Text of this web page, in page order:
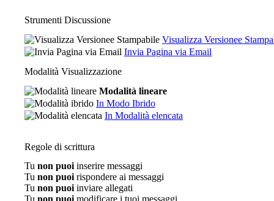
Strumenti Discussione
Visualizza Versionee
Invia Pagina via Email
Modalità Visualizzazione
Modalità lineare
In Modo Ibrido
In Modalità elencata
Regole di scrittura
Tu non puoi inserire messaggi
Tu non puoi rispondere ai messaggi
Tu non puoi inviare allegati
Tu non puoi modificare i tuoi messaggi